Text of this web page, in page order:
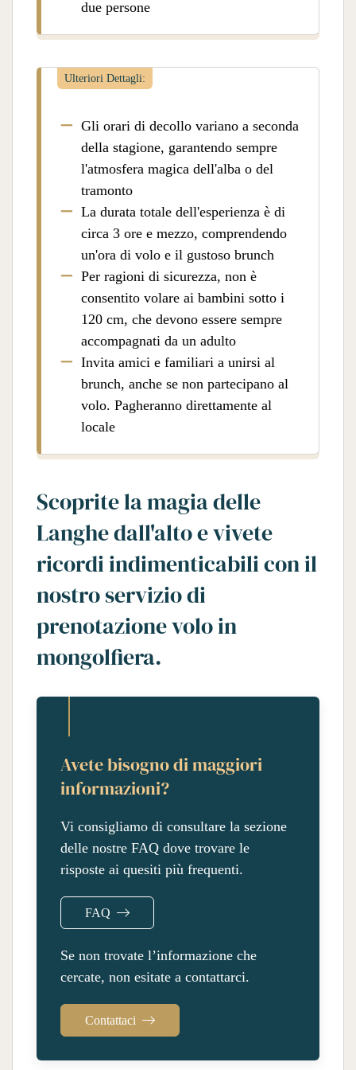
due persone
Ulteriori Dettagli:
Gli orari di decollo variano a seconda
della stagione, garantendo sempre
l'atmosfera magica dell'alba o del
tramonto
La durata totale dell'esperienza è di
circa 3 ore e mezzo, comprendendo
un'ora di volo e il gustoso brunch
Per ragioni di sicurezza, non è
consentito volare ai bambini sotto i
120 cm, che devono essere sempre
accompagnati da un adulto
Invita amici e familiari a unirsi al
brunch, anche se non partecipano al
volo. Pagheranno direttamente al
locale
Scoprite la magia delle
Langhe dall'alto e vivete
ricordi indimenticabili con il
nostro servizio di
prenotazione volo in
mongolfiera.
Avete bisogno di maggiori
informazioni?
Vi consigliamo di consultare la sezione
delle nostre FAQ dove trovare le
risposte ai quesiti più frequenti.
FAQ
Se non trovate l’informazione che
cercate, non esitate a contattarci.
Contattaci